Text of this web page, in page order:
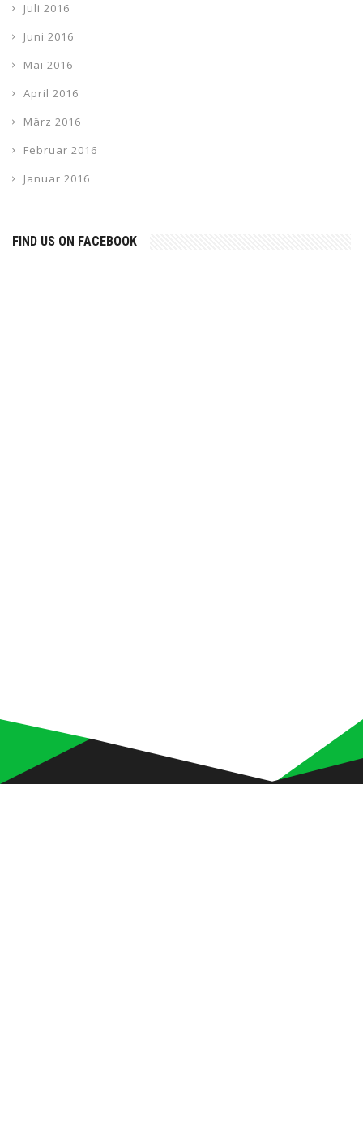
Juli 2016
Juni 2016
Mai 2016
April 2016
März 2016
Februar 2016
Januar 2016
FIND US ON FACEBOOK